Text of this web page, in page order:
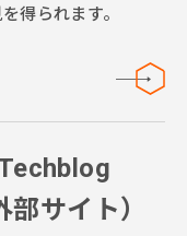
得られます。
部サイト）